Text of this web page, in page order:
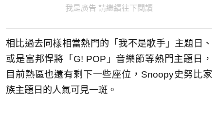
我是廣告 請繼續往下閱讀
相比過去同樣相當熱門的「我不是歌手」主題日、
或是富邦悍將「G! POP」音樂節等熱門主題日，
目前熱區也還有剩下一些座位，Snoopy史努比家
族主題日的人氣可見一斑。